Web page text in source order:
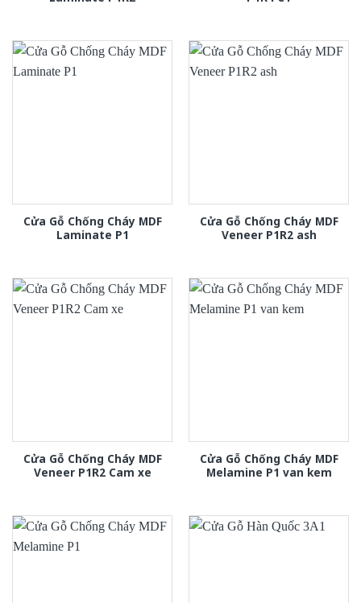
Cửa Gỗ Chống Cháy MDF
Laminate P1
Cửa Gỗ Chống Cháy MDF
Veneer P1R2 ash
Cửa Gỗ Chống Cháy MDF
Veneer P1R2 Cam xe
Cửa Gỗ Chống Cháy MDF
Melamine P1 van kem